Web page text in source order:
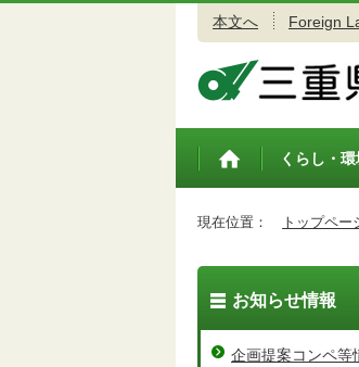
本文へ Foreign
トップペ
くらし・環
現在位置： トップペー
お知らせ情報
企画提案コンペ等